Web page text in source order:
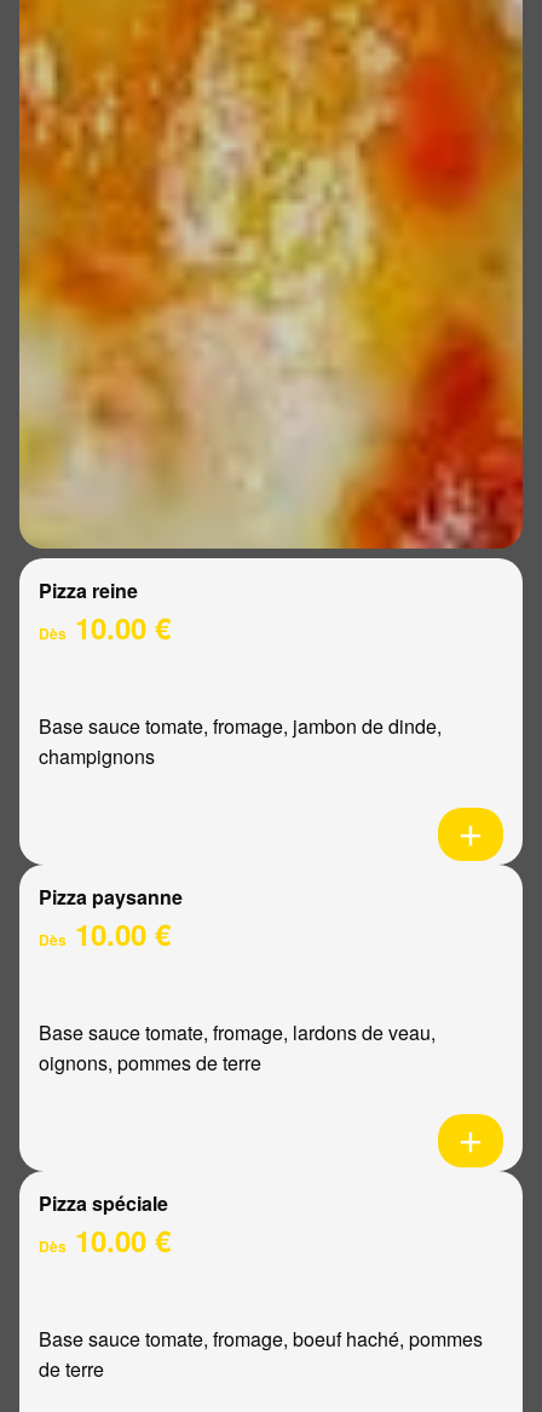
Pizza reine
Dès 10.00 €
Base sauce tomate, fromage, jambon de dinde,
champignons
Pizza paysanne
Dès 10.00 €
Base sauce tomate, fromage, lardons de veau,
oignons, pommes de terre
Pizza spéciale
Dès 10.00 €
Base sauce tomate, fromage, boeuf haché, pommes
de terre